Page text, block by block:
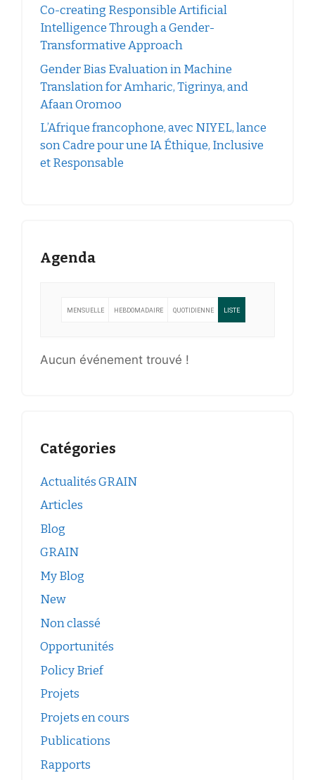
Co-creating Responsible Artificial
Intelligence Through a Gender-
Transformative Approach
Gender Bias Evaluation in Machine
Translation for Amharic, Tigrinya, and
Afaan Oromoo
L’Afrique francophone, avec NIYEL, lance
son Cadre pour une IA Éthique, Inclusive
et Responsable
Agenda
MENSUELLE HEBDOMADAIRE QUOTIDIENNE LISTE
Aucun événement trouvé !
Catégories
Actualités GRAIN
Articles
Blog
GRAIN
My Blog
New
Non classé
Opportunités
Policy Brief
Projets
Projets en cours
Publications
Rapports